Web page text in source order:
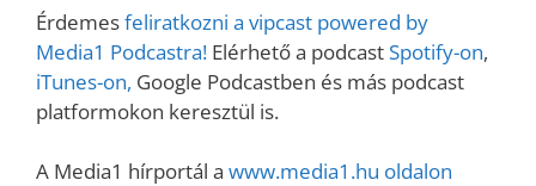
Érdemesfeliratkozni a vipcast powered by
Media1 Podcastra! Elérhető a podcastSpotify-on,
iTunes-on, Google Podcastben és más podcast
platformokon keresztül is.
A Media1 hírportál a www.media1.hu oldalon